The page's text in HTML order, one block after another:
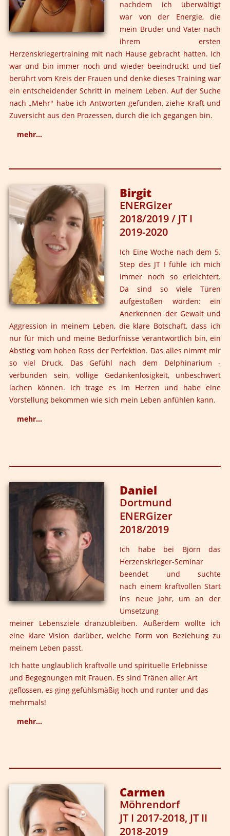
nachdem ich überwältigt
war von der Energie, die
mein Bruder und Vater nach
ihrem ersten
Herzenskriegertraining mit nach Hause gebracht hatten. Ich
war und bin immer noch und wieder beeindruckt und tief
berührt vom Kreis der Frauen und denke dieses Training war
ein entscheidender Schritt in meinem Leben. Auf der Suche
nach „Mehr" habe ich Antworten gefunden, ziehe Kraft und
Zuversicht aus den Prozessen, durch die ich gegangen bin.
mehr...
gegenüber tantrischen Begegnungen zum Silvesterevent
angemeldet hatte. Seit Jahren hege ich eine persönliche
Fehde gegenüber dem Jahreswechsel und dachte mir,
am Ende würde es sich zumindest für das wunderbare
Essen in der Leuther Mühle gelohnt haben. Und was soll
ich sagen…. Es war das GEILSTE SILVESTER ALLER ZEITEN
!!!
Ich bin so dankbar für diese wunderschönen, intensiven,
teils schmerzhaften und dabei doch unendlich
heilsamen Erfahrungen. Die Energie mit der ich ins
neue Jahr gestartet bin bekräftigt mich in meinem Sein
und so steht für mich als nächstes ganz klar das
Jahrestraining an. Und das nicht nur wegen dem
hervorragenden Essen?
Ich freue mich auf das einzigartige Konzept von
LoveCreation, die professionelle Leitung, die herzliche
Führung durch die Assistenten, die tiefe Verbundenheit
zu meinen „Leidens“ - und Freudens- Genossen und die
Prozesse, die mich auf meinem Weg zur
Birgit
ENERGizer
2018/2019 / JT I
2019-2020
Ich Eine Woche nach dem 5.
Step des JT I fühle ich mich
immer noch so erleichtert.
Da sind so viele Türen
aufgestoßen worden: ein
Anerkennen der Gewalt und
Aggression in meinem Leben, die klare Botschaft, dass ich
nur für mich und meine Bedürfnisse verantwortlich bin, ein
Abstieg vom hohen Ross der Perfektion. Das alles nimmt mir
so viel Druck. Das Gefühl nach dem Delphinarium -
verbunden sein, völlige Gedankenlosigkeit, unbeschwert
lachen können. Ich trage es im Herzen und habe eine
Vorstellung bekommen wie sich mein Leben anfühlen kann.
mehr...
darf. Durch euch hat sich mein Leben so sehr verändert
und allmählich fange ich an wirklich Freude daran zu
haben :-)
Daniel
Dortmund
ENERGizer
2018/2019
Ich habe bei Björn das
Herzenskrieger-Seminar
beendet und suchte
nach einem kraftvollen Start
ins neue Jahr, um an der
Umsetzung
meiner Lebensziele dranzubleiben. Außerdem wollte ich
eine klare Vision darüber, welche Form von Beziehung zu
meinem Leben passt.
Ich hatte unglaublich kraftvolle und spirituelle Erlebnisse
und Begegnungen mit Frauen. Es sind Tränen aller Art
geflossen, es ging gefühlsmäßig hoch und runter und das
mehrmals!
mehr...
Carmen
Möhrendorf
JT I 2017-2018, JT II
2018-2019